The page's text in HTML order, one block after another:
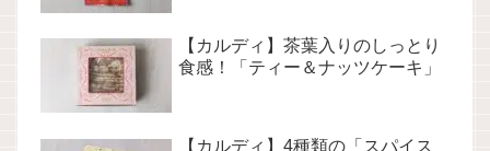
【カルディ】茶葉入りのしっとり
食感！「ティー＆ナッツケーキ」
【カルディ】4種類の「スパイス